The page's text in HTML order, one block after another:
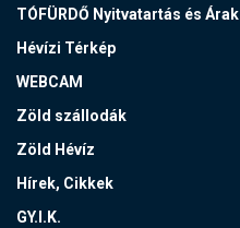
TÓFÜRDŐ Nyitvatartás és Árak
Hévízi Térkép
WEBCAM
Zöld szállodák
Zöld Hévíz
Hírek, Cikkek
GY.I.K.